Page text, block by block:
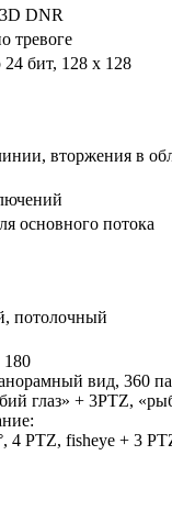
DNR
тревоге
бит, 128 х 128
вторжения в
основного потока
потолочный
180
вид, 360
глаз» + 3PTZ,
4 PTZ, fisheye + 3